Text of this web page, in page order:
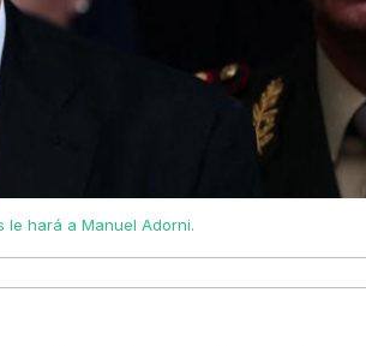
le hará a Manuel Adorni.